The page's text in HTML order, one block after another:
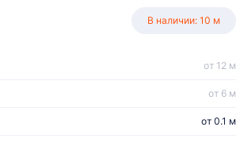
В наличии: 10 м
от 0.1 м
от 6 м
от 12 м